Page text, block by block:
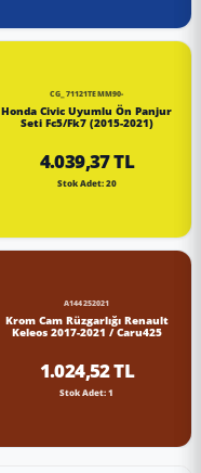
CG_71121TEMM90-
Honda Civic Uyumlu Ön Panjur
Seti Fc5/Fk7 (2015-2021)
4.039,37 TL
Stok Adet: 20
A144252021
Krom Cam Rüzgarlığı Renault
Keleos 2017-2021 / Caru425
1.024,52 TL
Stok Adet: 1